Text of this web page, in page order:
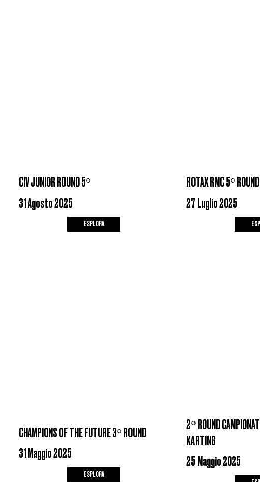
CIV JUNIOR ROUND 5°
31 Agosto 2025
ESPLORA
ROTAX RMC 5° ROUND
27 Luglio 2025
CHAMPIONS OF THE FUTURE 3° ROUND
31 Maggio 2025
ESPLORA
2° ROUND
KARTING
25 Maggio 2025